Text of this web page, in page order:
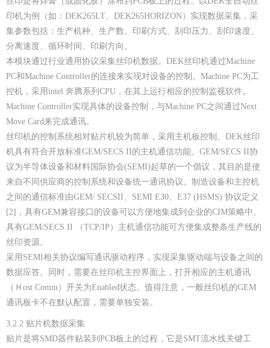
印机为例（如：DEK265LT、DEK265HORIZON）实现数据采集，采
集参数包括：生产机种、生产数、印刷方式、刮印压力、刮印速度、
分离速度、循环时间、印刷方向。
本模块通过行业通用协议采集丝印机数据。DEK丝印机通过Machine
PC和Machine Controller的连接来实现对设备的控制。Machine PC为工
控机，采用intel 奔腾系列CPU，在其上运行相应的控制监视软件。
Machine Controller实现具体的设备控制，与Machine PC之间通过Next
Move Card来完成通讯。
丝印机的控制系统相对贴片机较为简单，采用主机板控制。DEK丝印
机具有符合开放标准GEM/SECS II的主机通信功能。GEM/SECS II协
议为半导体设备和材料国际协会(SEMI)起草的一个倡议，其目的是使
来自不同供应商的控制系统和设备统一通讯协议。制造设备和主控机
之间的通信标准由GEM/ SECSII、SEMI E30、E37 (HSMS) 协议定义
[2]，具有GEM兼容接口的设备可以方便地集成到企业的CIM策略中。
具有GEM/SECS II （TCP/IP）主机通信功能可方便集成整条生产线的
丝印资源。
采用SEMI相关协议编写通讯驱动程序，实现采集驱动端与设备之间的
数据应答。同时，需要在丝印机主控界面上，打开相应的主机通讯
（Ｈost Comm）开关为Enabled状态。值得注意，一般丝印机的GEM
通讯板卡不在默认配置，需要单独安装。
3.2.2 贴片机数据采集
贴片是将SMD器件贴装到PCB板上的过程，它是SMT流水线关键工